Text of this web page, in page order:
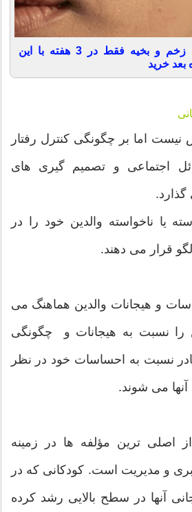
کاهش چشمگیر جای زخم و بخیه فقط در 3 هفته با این
خرید
اما بر چگونگی کنترل رفتار
اجتماعی و تصمیم گیری های
یا ناخواسته والدین خود را در
قرار می دهند.
و هیجانات والدین هماهنگ می
را نسبت به هیجانات و چگونگی
نسبت به احساسات خود در نظر
آنها می شوند.
اصلی ترین مؤلفه ها در زمینه
و مدیریت است. کودکانی که در
آنها در سطح بالایی رشد کرده